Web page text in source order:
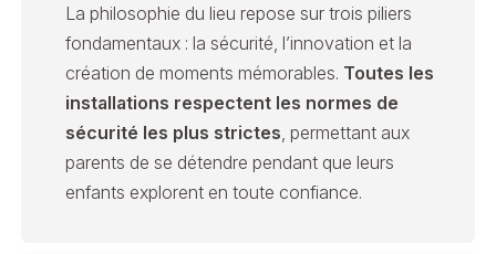
La philosophie du lieu repose sur trois piliers
fondamentaux : la sécurité, l’innovation et la
création de moments mémorables. Toutes les
installations respectent les normes de
sécurité les plus strictes , permettant aux
parents de se détendre pendant que leurs
enfants explorent en toute confiance.